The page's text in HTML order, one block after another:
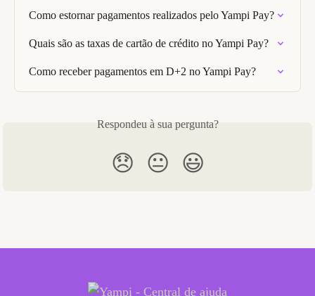
Como estornar pagamentos realizados pelo Yampi Pay?
Quais são as taxas de cartão de crédito no Yampi Pay?
Como receber pagamentos em D+2 no Yampi Pay?
Respondeu à sua pergunta?
😞 😐 😃